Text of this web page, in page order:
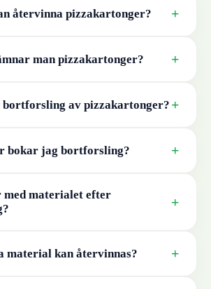
återvinna pizzakartonger? +
man pizzakartonger? +
bortforsling av pizzakartonger? +
bokar jag bortforsling? +
med materialet efter
+
material kan återvinnas? +